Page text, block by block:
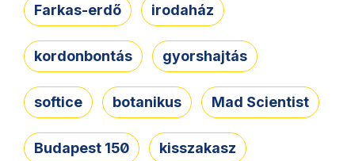
Farkas-erdő irodaház
kordonbontás gyorshajtás
softice botanikus Mad Scientist
Budapest 150 kisszakasz